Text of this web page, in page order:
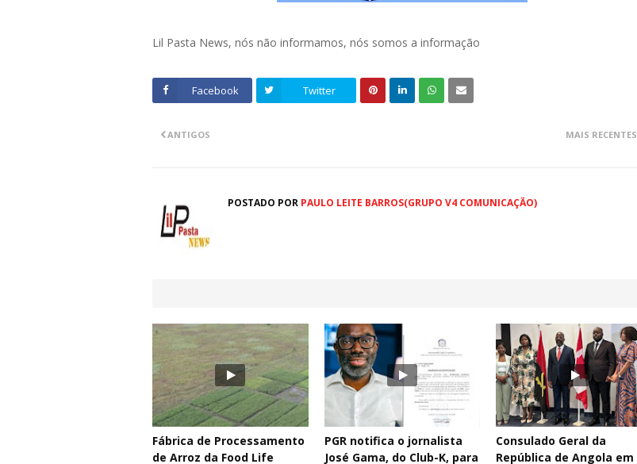
Lil Pasta News, nós não informamos, nós somos a informação
Facebook Twitter
MAIS RECENTES
ANTIGOS
POSTADO POR PAULO LEITE BARROS(GRUPO V4 COMUNICAÇÃO)
Fábrica de Processamento
de Arroz da Food Life
PGR notifica o jornalista
José Gama, do Club-K, para
Consulado Geral da
República de Angola em